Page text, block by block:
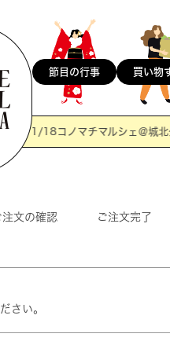
節目の行事 買い物
コノマチマルシェ＠
注文の確認 ご注文完了
さい。